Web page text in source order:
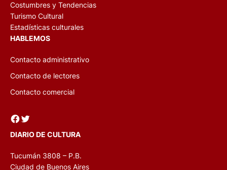
Costumbres y Tendencias
Turismo Cultural
Estadísticas culturales
HABLEMOS
Contacto administrativo
Contacto de lectores
Contacto comercial
Facebook Twitter
DIARIO DE CULTURA
Tucumán 3808 – P.B.
Ciudad de Buenos Aires